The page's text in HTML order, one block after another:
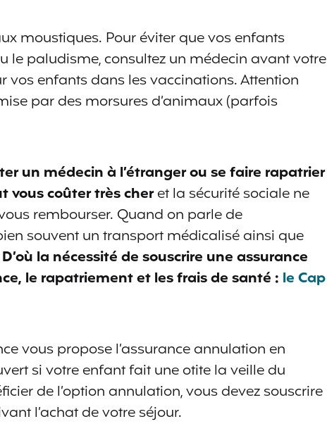
moustiques. Pour éviter que vos enfants
le paludisme, consultez un médecin avant votre
vos enfants dans les vaccinations. Attention
par des morsures d’animaux (parfois
un médecin à l’étranger ou se faire rapatrier
vous coûter très cheret la sécurité sociale ne
rembourser. Quand on parle de
souvent un transport médicalisé ainsi que
D’où la nécessité de souscrire une assurance
le rapatriement et les frais de santé : le Cap
vous propose l’assurance annulation en
si votre enfant fait une otite la veille du
de l’option annulation, vous devez souscrire
l’achat de votre séjour.